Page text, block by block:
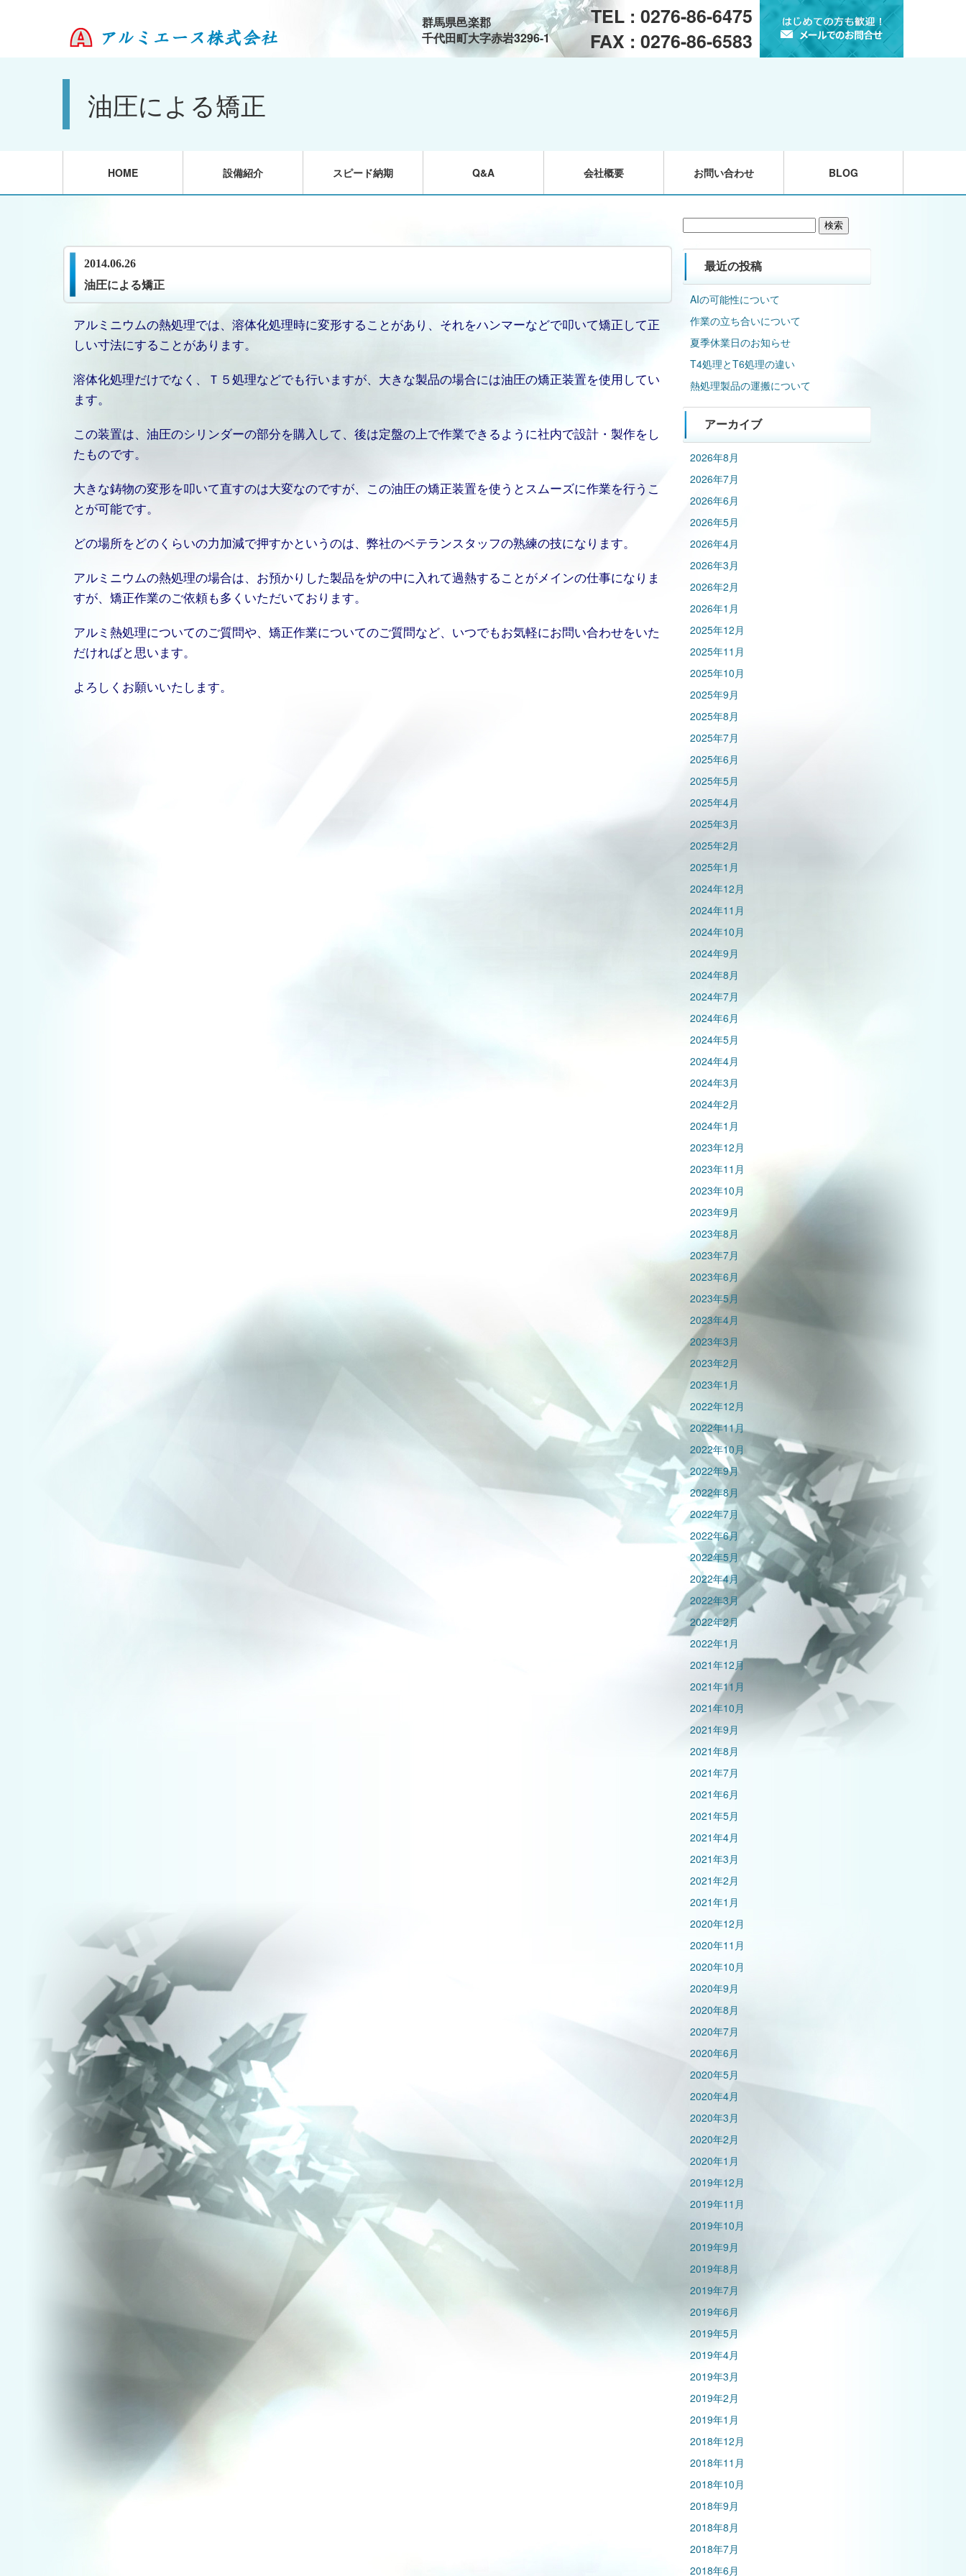
TEL : 0276-86-6475
FAX : 0276-86-6583
群馬県邑楽郡
千代田町大字赤岩3296-1
油圧による矯正
HOME 設備紹介 スピード納期 Q&A 会社概要 お問い合わせ BLOG
2014.06.26
油圧による矯正
アルミニウムの熱処理では、溶体化処理時に変形することがあり、それをハンマーなどで叩いて矯正して正
しい寸法にすることがあります。
溶体化処理だけでなく、Ｔ５処理などでも行いますが、大きな製品の場合には油圧の矯正装置を使用してい
ます。
この装置は、油圧のシリンダーの部分を購入して、後は定盤の上で作業できるように社内で設計・製作をし
たものです。
大きな鋳物の変形を叩いて直すのは大変なのですが、この油圧の矯正装置を使うとスムーズに作業を行うこ
とが可能です。
どの場所をどのくらいの力加減で押すかというのは、弊社のベテランスタッフの熟練の技になります。
アルミニウムの熱処理の場合は、お預かりした製品を炉の中に入れて過熱することがメインの仕事になりま
すが、矯正作業のご依頼も多くいただいております。
アルミ熱処理についてのご質問や、矯正作業についてのご質問など、いつでもお気軽にお問い合わせをいた
だければと思います。
よろしくお願いいたします。
最近の投稿
AIの可能性について
作業の立ち合いについて
夏季休業日のお知らせ
T4処理とT6処理の違い
熱処理製品の運搬について
アーカイブ
2026年8月
2026年7月
2026年6月
2026年5月
2026年4月
2026年3月
2026年2月
2026年1月
2025年12月
2025年11月
2025年10月
2025年9月
2025年8月
2025年7月
2025年6月
2025年5月
2025年4月
2025年3月
2025年2月
2025年1月
2024年12月
2024年11月
2024年10月
2024年9月
2024年8月
2024年7月
2024年6月
2024年5月
2024年4月
2024年3月
2024年2月
2024年1月
2023年12月
2023年11月
2023年10月
2023年9月
2023年8月
2023年7月
2023年6月
2023年5月
2023年4月
2023年3月
2023年2月
2023年1月
2022年12月
2022年11月
2022年10月
2022年9月
2022年8月
2022年7月
2022年6月
2022年5月
2022年4月
2022年3月
2022年2月
2022年1月
2021年12月
2021年11月
2021年10月
2021年9月
2021年8月
2021年7月
2021年6月
2021年5月
2021年4月
2021年3月
2021年2月
2021年1月
2020年12月
2020年11月
2020年10月
2020年9月
2020年8月
2020年7月
2020年6月
2020年5月
2020年4月
2020年3月
2020年2月
2020年1月
2019年12月
2019年11月
2019年10月
2019年9月
2019年8月
2019年7月
2019年6月
2019年5月
2019年4月
2019年3月
2019年2月
2019年1月
2018年12月
2018年11月
2018年10月
2018年9月
2018年8月
2018年7月
2018年6月